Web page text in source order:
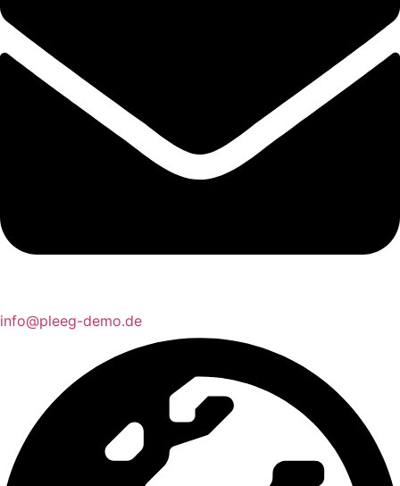
info@pleeg-demo.de